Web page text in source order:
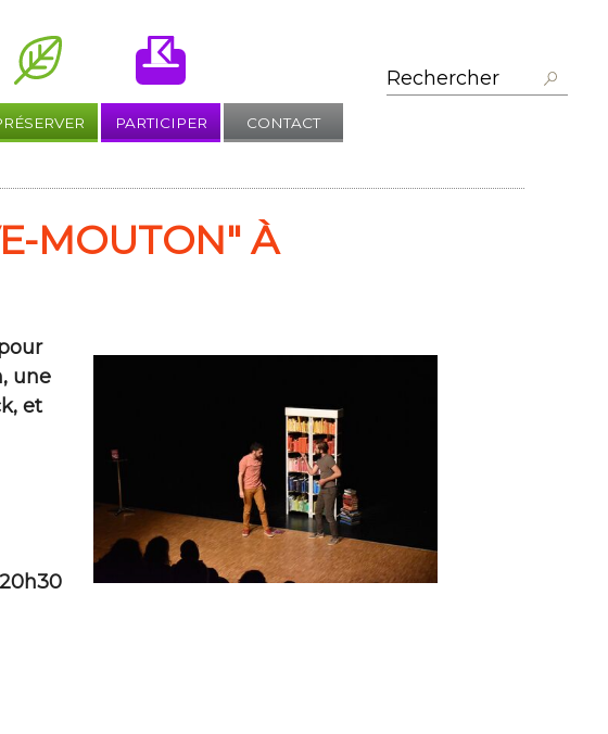
PARTICIPER CONTACT
MOUTON" À
une
et